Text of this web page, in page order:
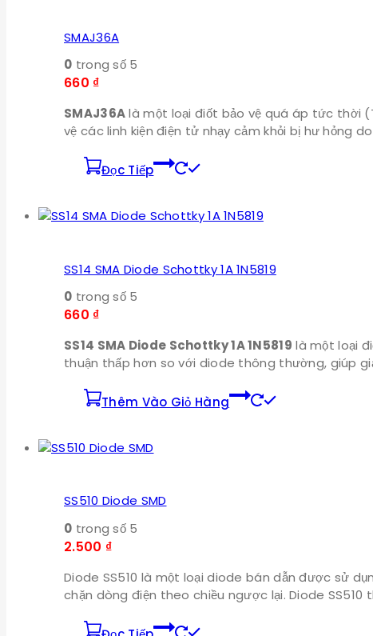
SMAJ36A
0 trong số 5
660 ₫
SMAJ36Alà một loại điốt bảo vệ quá áp tức thời
vệ các linh kiện điện tử nhạy cảm khỏi bị hư hỏng
Đọc Tiếp
SS14 SMA Diode Schottky 1A 1N5819
0 trong số 5
660 ₫
SS14 SMA Diode Schottky 1A 1N5819 là một loại
thuận thấp hơn so với diode thông thường, giúp
Thêm Vào Giỏ Hàng
SS510 Diode SMD
0 trong số 5
2.500 ₫
Diode SS510 là một loại diode bán dẫn được sử
chặn dòng điện theo chiều ngược lại. Diode